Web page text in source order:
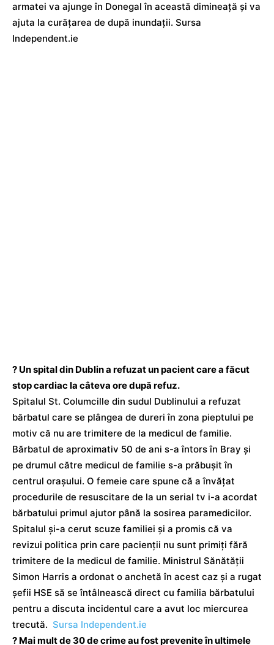
armatei va ajunge în Donegal în această dimineață și va
ajuta la curățarea de după inundații. Sursa
Independent.ie
? Un spital din Dublin a refuzat un pacient care a făcut
stop cardiac la câteva ore după refuz.
Spitalul St. Columcille din sudul Dublinului a refuzat
bărbatul care se plângea de dureri în zona pieptului pe
motiv că nu are trimitere de la medicul de familie.
Bărbatul de aproximativ 50 de ani s-a întors în Bray și
pe drumul către medicul de familie s-a prăbușit în
centrul orașului. O femeie care spune că a învățat
procedurile de resuscitare de la un serial tv i-a acordat
bărbatului primul ajutor până la sosirea paramedicilor.
Spitalul și-a cerut scuze familiei și a promis că va
revizui politica prin care pacienții nu sunt primiți fără
trimitere de la medicul de familie. Ministrul Sănătății
Simon Harris a ordonat o anchetă în acest caz și a rugat
șefii HSE să se întâlnească direct cu familia bărbatului
pentru a discuta incidentul care a avut loc miercurea
trecută. Sursa Independent.ie
? Mai mult de 30 de crime au fost prevenite în ultimele